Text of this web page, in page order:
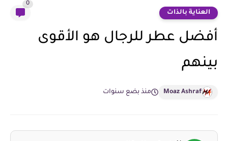
العناية بالذات
0
أفضل عطر للرجال هو الأقوى
بينهم
Moaz Ashraf منذ بضع سنوات